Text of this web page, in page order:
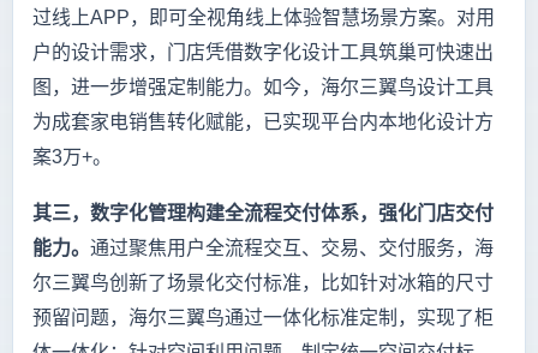
过线上APP，即可全视角线上体验智慧场景方案。对用
户的设计需求，门店凭借数字化设计工具筑巢可快速出
图，进一步增强定制能力。如今，海尔三翼鸟设计工具
为成套家电销售转化赋能，已实现平台内本地化设计方
案3万+。
其三，数字化管理构建全流程交付体系，强化门店交付
能力。 通过聚焦用户全流程交互、交易、交付服务，海
尔三翼鸟创新了场景化交付标准，比如针对冰箱的尺寸
预留问题，海尔三翼鸟通过一体化标准定制，实现了柜